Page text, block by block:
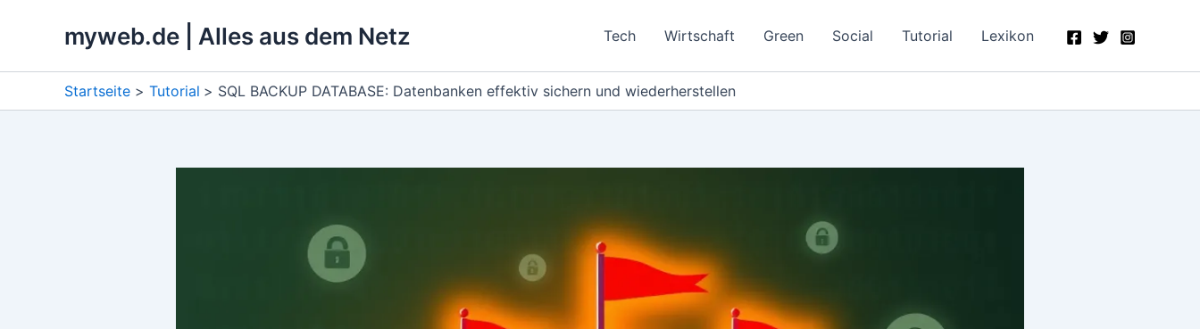
myweb.de | Alles aus dem Netz Tech Wirtschaft Green Social Tutorial Lexikon
Startseite Tutorial SQL BACKUP DATABASE: Datenbanken effektiv sichern und wiederherstellen